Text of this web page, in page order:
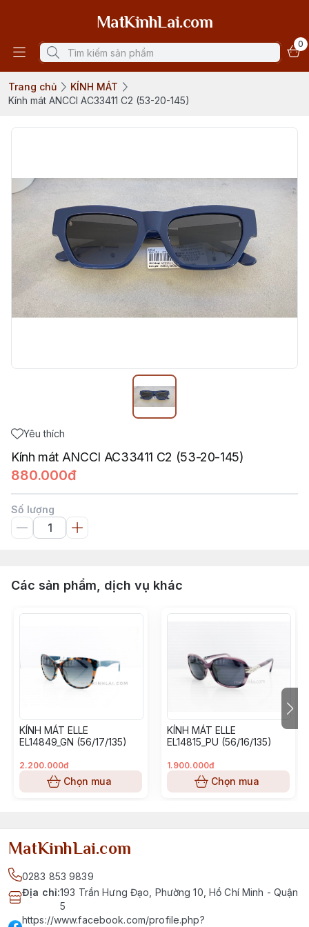
MatKinhLai.com
0
Trang chủ
KÍNH MÁT
Kính mát ANCCI AC33411 C2 (53-20-145)
Yêu thích
Kính mát ANCCI AC33411 C2 (53-20-145)
880.000đ
Số lượng
Các sản phẩm, dịch vụ khác
KÍNH MÁT ELLE
EL14849_GN (56/17/135)
2.200.000đ
Chọn mua
KÍNH MÁT ELLE
EL14815_PU (56/16/135)
1.900.000đ
Chọn mua
MatKinhLai.com
0283 853 9839
Địa chỉ:193 Trần Hưng Đạo, Phường 10, Hồ Chí Minh - Quận
5
https://www.facebook.com/profile.php?